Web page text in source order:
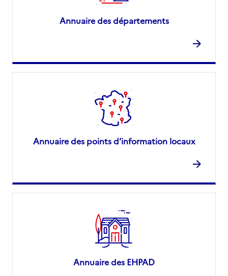
Annuaire des départements
Annuaire des points d’information locaux
Annuaire des EHPAD